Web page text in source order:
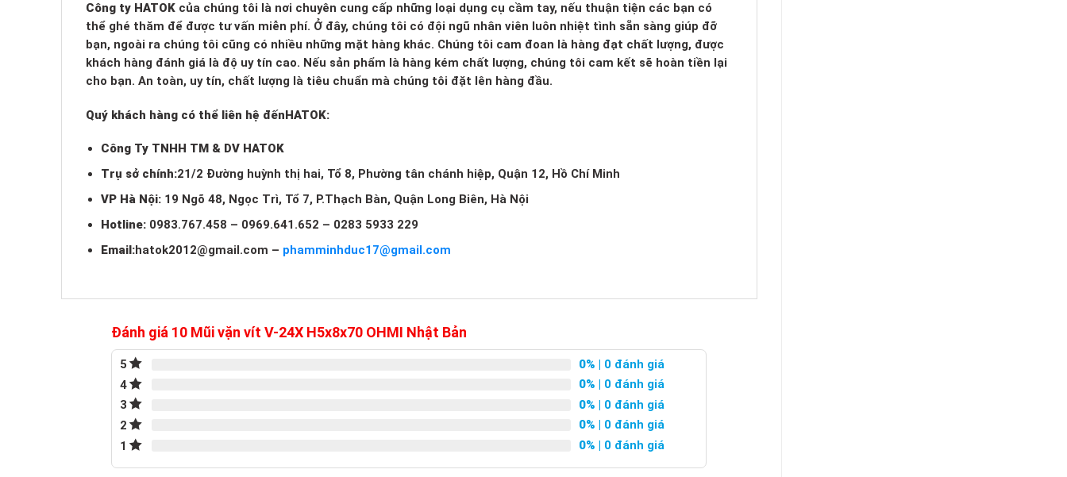
Công ty HATOK của chúng tôi là nơi chuyên cung cấp những loại dụng cụ cầm tay, nếu thuận tiện các bạn có
thể ghé thăm để được tư vấn miễn phí. Ở đây, chúng tôi có đội ngũ nhân viên luôn nhiệt tình sẵn sàng giúp đỡ
bạn, ngoài ra chúng tôi cũng có nhiều những mặt hàng khác. Chúng tôi cam đoan là hàng đạt chất lượng, được
khách hàng đánh giá là độ uy tín cao. Nếu sản phẩm là hàng kém chất lượng, chúng tôi cam kết sẽ hoàn tiền lại
cho bạn. An toàn, uy tín, chất lượng là tiêu chuẩn mà chúng tôi đặt lên hàng đầu.
Quý khách hàng có thể liên hệ đếnHATOK:
Công Ty TNHH TM & DV HATOK
Trụ sở chính:21/2 Đường huỳnh thị hai, Tổ 8, Phường tân chánh hiệp, Quận 12, Hồ Chí Minh
VP Hà Nội: 19 Ngõ 48, Ngọc Trì, Tổ 7, P.Thạch Bàn, Quận Long Biên, Hà Nội
Hotline: 0983.767.458 – 0969.641.652 – 0283 5933 229
Email:hatok2012@gmail.com – phamminhduc17@gmail.com
Đánh giá 10 Mũi vặn vít V-24X H5x8x70 OHMI Nhật Bản
5 0% | 0 đánh giá
4
0% | 0 đánh giá
3
0% | 0 đánh giá
2
0% | 0 đánh giá
1
0% | 0 đánh giá